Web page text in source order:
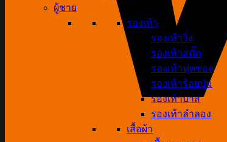
ผู้ชาย
รองเท้า
รองเท้าวิ่ง
รองเท้าสตั๊ด
รองเท้าฟุตซอล
รองเท้าร้อยปุ่ม
รองเท้าบาส
รองเท้าลำลอง
เสื้อผ้า